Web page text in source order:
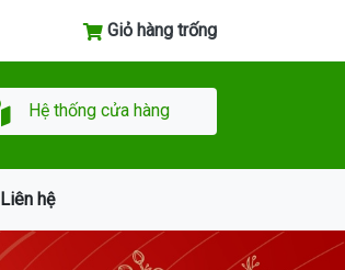
Giỏ hàng trống
Hệ thống cửa hàng
Liên hệ